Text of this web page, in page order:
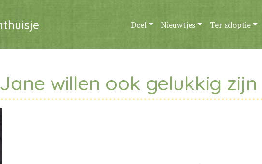
Doel Nieuwtjes Ter adoptie
willen ook gelukkig zijn